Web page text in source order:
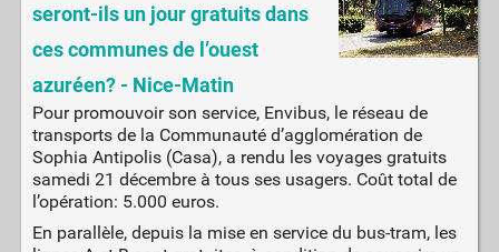
seront-ils un jour gratuits dans
ces communes de l’ouest
azuréen? - Nice-Matin
Pour promouvoir son service, Envibus, le réseau de
transports de la Communauté d’agglomération de
Sophia Antipolis (Casa), a rendu les voyages gratuits
samedi 21 décembre à tous ses usagers. Coût total de
l’opération: 5.000 euros.
En parallèle, depuis la mise en service du bus-tram, les